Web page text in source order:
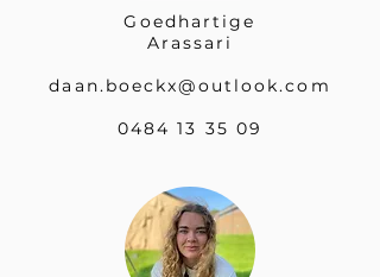
Goedhartige
Arassari
daan.boeckx@outlook.com
0484 13 35 09